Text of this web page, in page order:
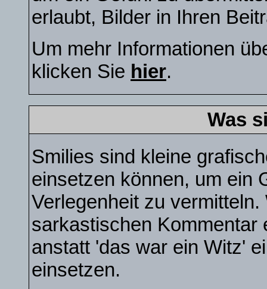
erlaubt, Bilder in Ihren
Um mehr Informationen
klicken Sie hier.
Was
Smilies sind kleine
einsetzen können, um ein
Verlegenheit zu
sarkastischen Kommentar
anstatt 'das war ein Witz'
einsetzen.